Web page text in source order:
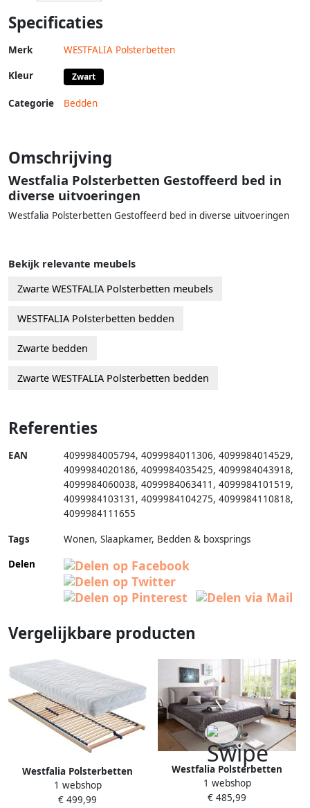
Specificaties
Merk WESTFALIA Polsterbetten
Kleur Zwart
Categorie Bedden
Omschrijving
Westfalia Polsterbetten Gestoffeerd bed in
diverse uitvoeringen
Westfalia Polsterbetten Gestoffeerd bed in diverse uitvoeringen
Bekijk relevante meubels
Zwarte WESTFALIA Polsterbetten meubels
WESTFALIA Polsterbetten bedden
Zwarte bedden
Zwarte WESTFALIA Polsterbetten bedden
Referenties
EAN 4099984005794, 4099984011306, 4099984014529,
4099984020186, 4099984035425, 4099984043918,
4099984060038, 4099984063411 , 4099984101519,
4099984103131 , 4099984104275, 4099984110818,
4099984111655
Tags
Wonen, Slaapkamer, Bedden & boxsprings
Delen
Vergelijkbare producten
Westfalia Polsterbetten
Gestoffeerd bed in diverse
uitvoeringen
1 webshop
€ 499,99
Westfalia Polsterbetten
Gestoffeerd bed in diverse
uitvoeringen
1 webshop
€ 485,99